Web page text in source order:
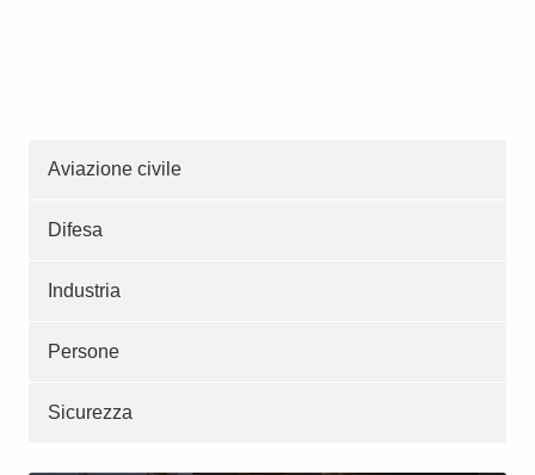
Aviazione civile
Difesa
Industria
Persone
Sicurezza